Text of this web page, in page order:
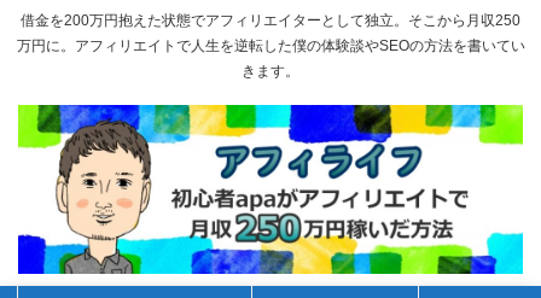
借金を200万円抱えた状態でアフィリエイターとして独立。そこから月収250
万円に。アフィリエイトで人生を逆転した僕の体験談やSEOの方法を書いてい
きます。